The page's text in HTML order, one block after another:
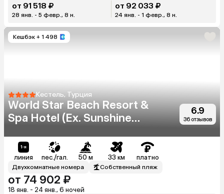
от 91 518 ₽
28 янв. - 5 февр., 8 н.
от 92 033 ₽
24 янв. - 1 февр., 8 н.
Кешбэк + 1 498
Кестель, Турция
World Star Beach Resort &
Spa Hotel (Ex. Sunshine
6.9
36 отзывов
линия пес./гал. 50 м 33 км платно
Двухкомнатные номера Собственный пляж
от 74 902 ₽
18 янв. - 24 янв., 6 ночей